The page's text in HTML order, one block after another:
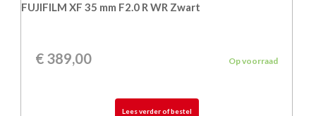
FUJIFILM XF 35 mm F2.0 R WR Zwart
€ 389,00 Op voorraad
Lees verder of bestel